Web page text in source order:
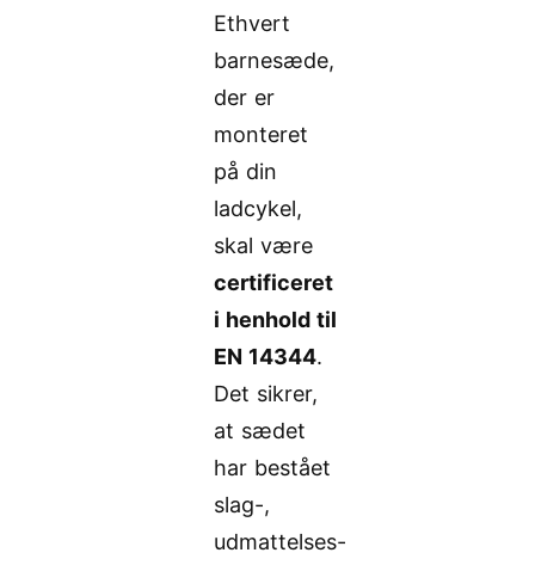
Ethvert
barnesæde,
der er
monteret
på din
ladcykel,
skal være
certificeret
i henhold til
EN 14344.
Det sikrer,
at sædet
har bestået
slag-,
udmattelses-